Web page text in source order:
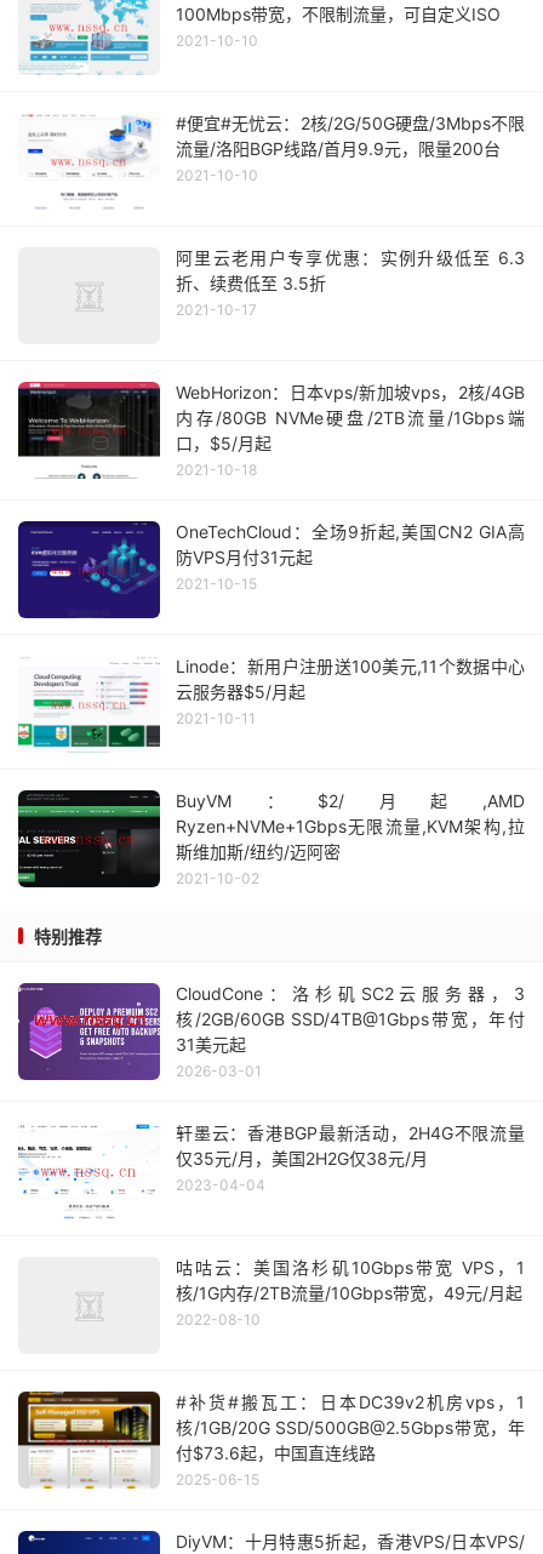
100Mbps带宽，不限制流量，可自定义ISO
2021-10-10
#便宜#无忧云：2核/2G/50G硬盘/3Mbps不限
流量/洛阳BGP线路/首月9.9元，限量200台
2021-10-10
阿里云老用户专享优惠：实例升级低至 6.3
折、续费低至 3.5折
2021-10-17
WebHorizon：日本vps/新加坡vps，2核/4GB
内存/80GB NVMe硬盘/2TB流量/1Gbps端
口，$5/月起
2021-10-18
OneTechCloud：全场9折起,美国CN2 GIA高
防VPS月付31元起
2021-10-15
Linode：新用户注册送100美元,11个数据中心
云服务器$5/月起
2021-10-11
BuyVM：$2/月起,AMD
Ryzen+NVMe+1Gbps无限流量,KVM架构,拉
斯维加斯/纽约/迈阿密
2021-10-02
特别推荐
CloudCone：洛杉矶SC2云服务器，3
核/2GB/60GB SSD/4TB@1Gbps带宽，年付
31美元起
2026-03-01
轩墨云：香港BGP最新活动，2H4G不限流量
仅35元/月，美国2H2G仅38元/月
2023-04-04
咕咕云：美国洛杉矶10Gbps带宽 VPS，1
核/1G内存/2TB流量/10Gbps带宽，49元/月起
2022-08-10
#补货#搬瓦工：日本DC39v2机房vps，1
核/1GB/20G SSD/500GB@2.5Gbps带宽，年
付$73.6起，中国直连线路
2025-06-15
DiyVM：十月特惠5折起，香港VPS/日本VPS/